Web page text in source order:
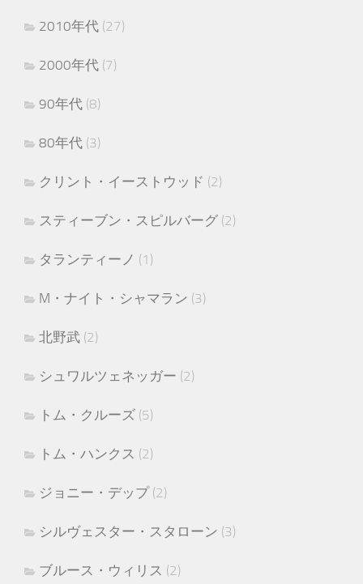
2010年代 (27)
2000年代 (7)
90年代 (8)
80年代 (3)
クリント・イーストウッド (2)
スティーブン・スピルバーグ (2)
タランティーノ (1)
M・ナイト・シャマラン (3)
北野武 (2)
シュワルツェネッガー (2)
トム・クルーズ (5)
トム・ハンクス (2)
ジョニー・デップ(2)
シルヴェスター・スタローン (3)
ブルース・ウィリス (2)